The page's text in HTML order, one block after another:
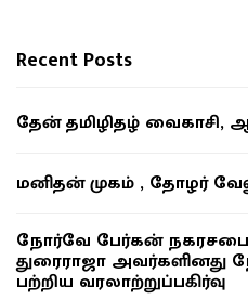
Recent Posts
தேன் தமிழிதழ் வைகாசி,
மனிதன் முகம் , தோழர்
நோர்வே பேர்கன் நகரசபை
துரைராஜா அவர்களினது
பற்றிய வரலாற்றுப்பகிர்வு